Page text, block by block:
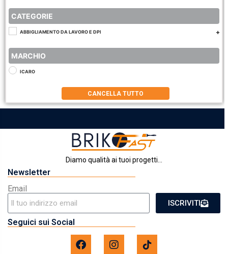
CATEGORIE
ABBIGLIAMENTO DA LAVORO E DPI
MARCHIO
ICARO
CANCELLA TUTTO
Diamo qualità ai tuoi progetti...
Newsletter
Email
ISCRIVITI
Seguici sui Social